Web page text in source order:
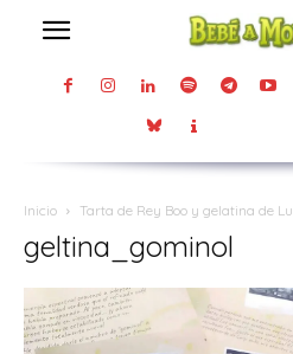
Inicio Tarta de Rey Boo y gelatina de
geltina_gominol